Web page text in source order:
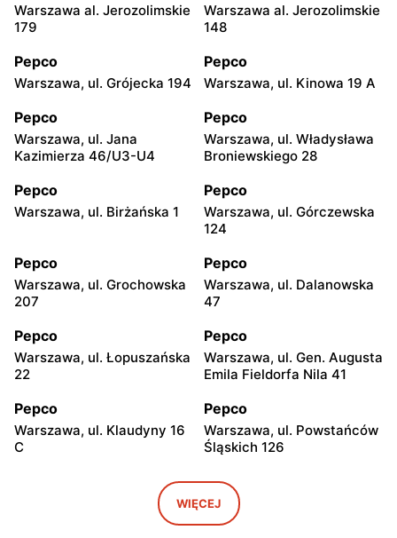
Warszawa al. Jerozolimskie
179
Warszawa al. Jerozolimskie
148
Pepco
Warszawa, ul. Grójecka 194
Pepco
Warszawa, ul. Kinowa 19 A
Pepco
Warszawa, ul. Jana
Kazimierza 46/U3-U4
Pepco
Warszawa, ul. Władysława
Broniewskiego 28
Pepco
Warszawa, ul. Birżańska 1
Pepco
Warszawa, ul. Górczewska
124
Pepco
Warszawa, ul. Grochowska
207
Pepco
Warszawa, ul. Dalanowska
47
Pepco
Warszawa, ul. Łopuszańska
22
Pepco
Warszawa, ul. Gen. Augusta
Emila Fieldorfa Nila 41
Pepco
Warszawa, ul. Klaudyny 16
C
Pepco
Warszawa, ul. Powstańców
Śląskich 126
Warszawa, ul. Wrocławska
Pepco
Warszawa, ul. Świetlików 8
WIĘCEJ